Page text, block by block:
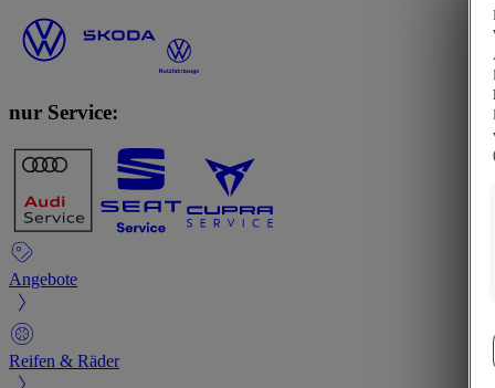
nur Service:
Angebote
Reifen & Räder